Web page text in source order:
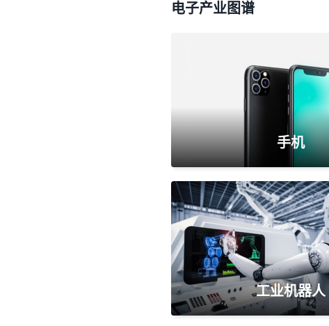
电子产业图谱
手机
工业机器人